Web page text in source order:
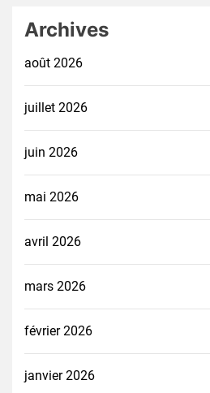
Archives
août 2026
juillet 2026
juin 2026
mai 2026
avril 2026
mars 2026
février 2026
janvier 2026